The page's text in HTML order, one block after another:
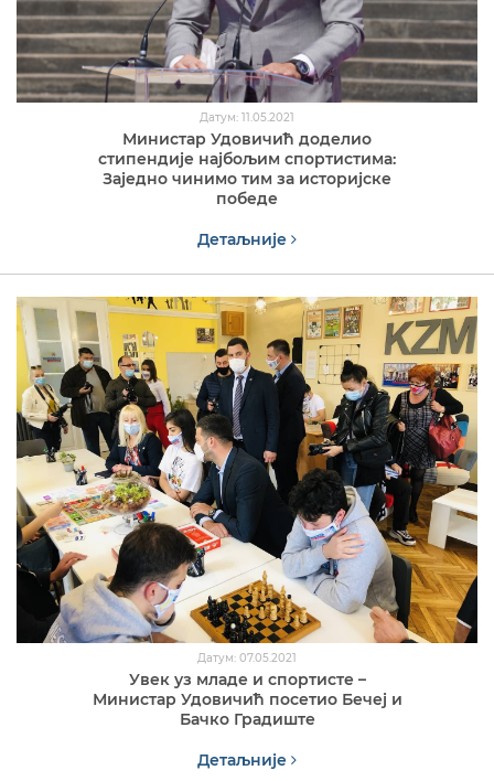
Датум: 11.05.2021
Министар Удовичић доделио
стипендије најбољим спортистима:
Заједно чинимо тим за историјске
победе
Детаљније
Датум: 07.05.2021
Увек уз младе и спортисте –
Министар Удовичић посетио Бечеј и
Бачко Градиште
Детаљније